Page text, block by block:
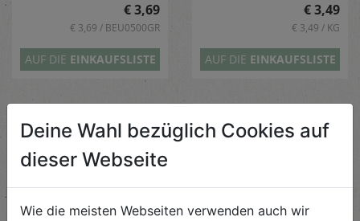
€ 3,69
€ 3,69 / BEU0500GR
AUF DIE EINKAUFSLISTE
€ 3,49
€ 3,49 / KG
AUF DIE EINKAUFSLISTE
Deine Wahl bezüglich Cookies auf
dieser Webseite
Wie die meisten Webseiten verwenden auch wir